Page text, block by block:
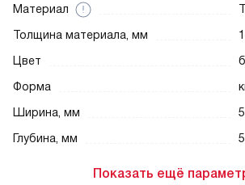
Материал
Толщина материала, мм
Цвет
Форма
Ширина, мм
Глубина, мм
Показать ещё